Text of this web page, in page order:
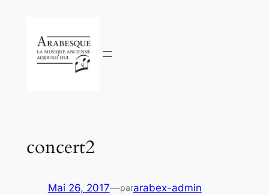
contenu
concert2
Mai 26, 2017—pararabex-admin